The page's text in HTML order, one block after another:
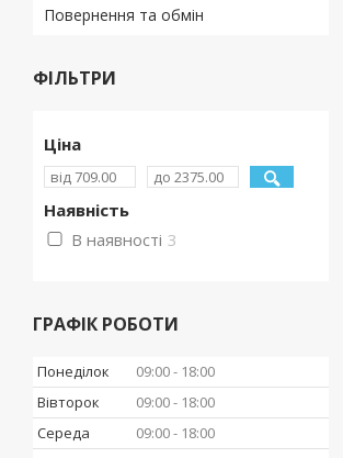
Повернення та обмін
ФІЛЬТРИ
Ціна
Наявність
В наявності 3
ГРАФІК РОБОТИ
Понеділок 09:00
18:00
Вівторок
09:00
18:00
Середа
09:00
18:00